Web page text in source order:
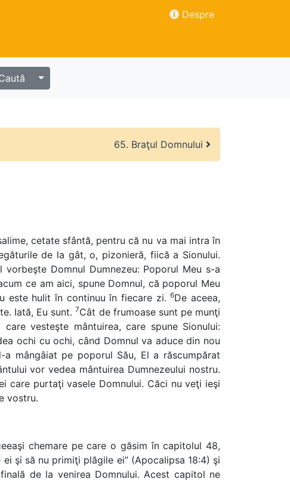
Despre
65. Braţul Domnului
cetate sfântă, pentru că nu va mai intra în
de la gât, o, pizonieră, fiică a Sionului.
vorbeşte Domnul Dumnezeu: Poporul Meu s-a
ce am aici, spune Domnul, că poporul Meu
este hulit în continuu în fiecare zi.6De aceea,
Iată, Eu sunt. 7Cât de frumoase sunt pe munţi
vesteşte mântuirea, care spune Sionului:
ochi cu ochi, când Domnul va aduce din nou
mângâiat pe poporul Său, El a răscumpărat
vor vedea mântuirea Dumnezeului nostru.
care purtaţi vasele Domnului. Căci nu veţi ieşi
vostru.
chemare pe care o găsim în capitolul 48,
şi să nu primiţi plăgile ei” (Apocalipsa 18:4) şi
de la venirea Domnului. Acest capitol ne